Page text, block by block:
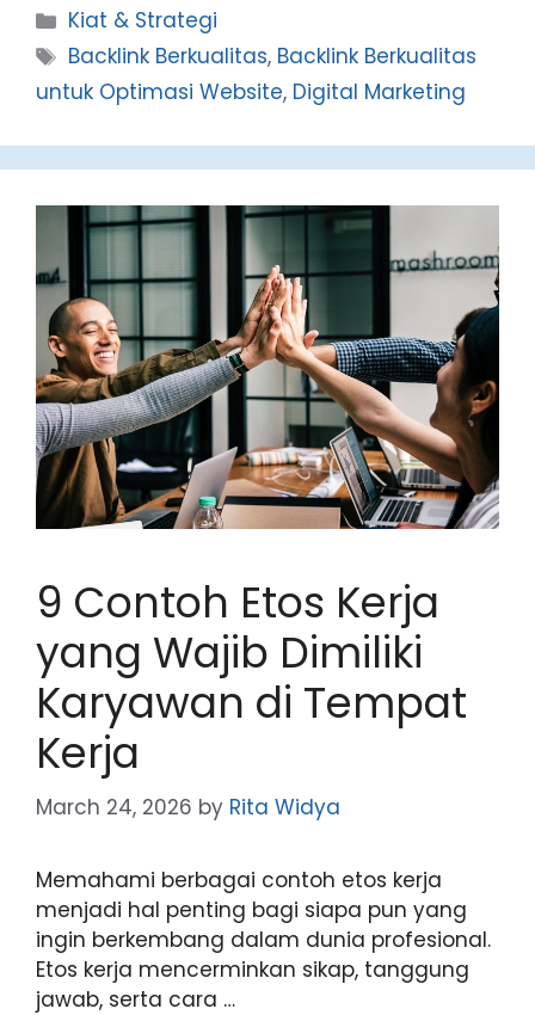
Categories
Kiat & Strategi
Tags
Backlink Berkualitas, Backlink Berkualitas
untuk Optimasi Website, Digital Marketing
9 Contoh Etos Kerja
yang Wajib Dimiliki
Karyawan di Tempat
Kerja
March 24, 2026 by Rita Widya
Memahami berbagai contoh etos kerja
menjadi hal penting bagi siapa pun yang
ingin berkembang dalam dunia profesional.
Etos kerja mencerminkan sikap, tanggung
jawab, serta cara …